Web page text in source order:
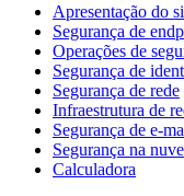
Apresentação do
Segurança de
Operações de
Segurança de
Segurança de rede
Infraestrutura de
Segurança de e-
Segurança na
Calculadora